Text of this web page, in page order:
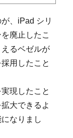
、iPad シリ
廃止したこ
るベゼルが
用したこと
現したこと
大できるよ
なりまし